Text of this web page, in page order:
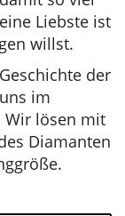
Liebste ist
willst.
der
im
Wir lösen mit
Diamanten